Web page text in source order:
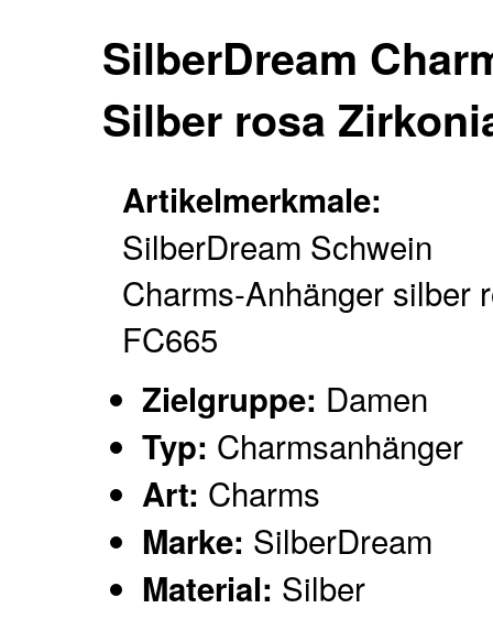
SilberDream
Silber rosa
Artikelmerkmale:
SilberDream Schwein
Charms-Anhänger silber
FC665
Zielgruppe: Damen
Typ: Charmsanhänger
Art: Charms
Marke: SilberDream
Material: Silber